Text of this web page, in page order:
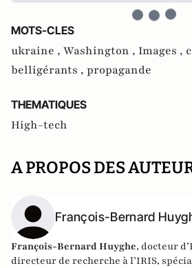
MOTS-CLES
ukraine , Washington , Images ,
belligérants , propagande
THEMATIQUES
High-tech
A PROPOS DES
François-Bernard
François-Bernard Huyghe, docteur
directeur de recherche à l’IRIS,